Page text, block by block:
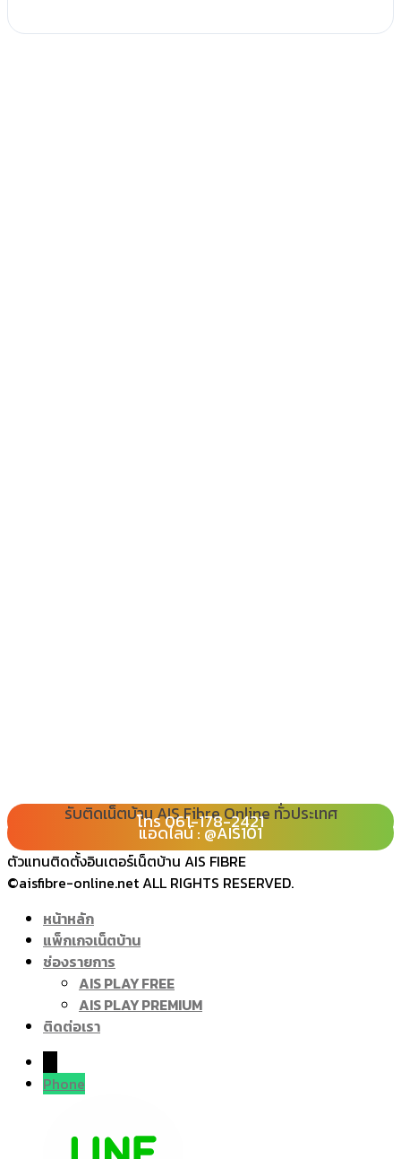
รับติดเน็ตบ้าน AIS Fibre Online ทั่วประเทศ
โทร 080-065-2989โทร 061-178-2421
Line : @ais101 แอดไลน์ : @AIS101
ตัวแทนติดตั้งอินเตอร์เน็ตบ้าน AIS FIBRE
©aisfibre-online.net ALL RIGHTS RESERVED.
หน้าหลัก
แพ็กเกจเน็ตบ้าน
ช่องรายการ
AIS PLAY FREE
AIS PLAY PREMIUM
ติดต่อเรา
Phone